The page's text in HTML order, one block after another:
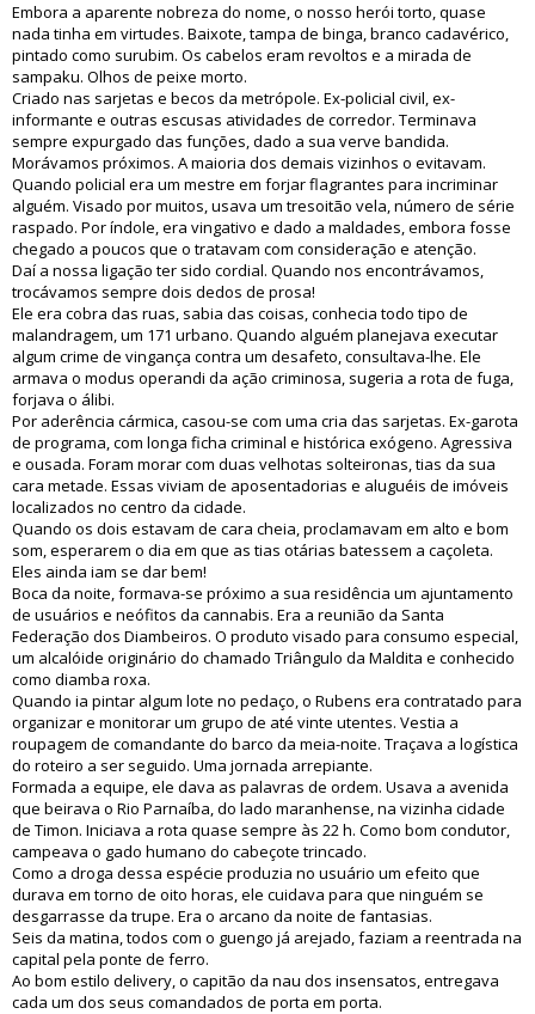
Embora a aparente nobreza do nome, o nosso herói torto, quase
nada tinha em virtudes. Baixote, tampa de binga, branco cadavérico,
pintado como surubim. Os cabelos eram revoltos e a mirada de
sampaku. Olhos de peixe morto.
Criado nas sarjetas e becos da metrópole. Ex-policial civil, ex-
informante e outras escusas atividades de corredor. Terminava
sempre expurgado das funções, dado a sua verve bandida.
Morávamos próximos. A maioria dos demais vizinhos o evitavam.
Quando policial era um mestre em forjar flagrantes para incriminar
alguém. Visado por muitos, usava um tresoitão vela, número de série
raspado. Por índole, era vingativo e dado a maldades, embora fosse
chegado a poucos que o tratavam com consideração e atenção.
Daí a nossa ligação ter sido cordial. Quando nos encontrávamos,
trocávamos sempre dois dedos de prosa!
Ele era cobra das ruas, sabia das coisas, conhecia todo tipo de
malandragem, um 171 urbano. Quando alguém planejava executar
algum crime de vingança contra um desafeto, consultava-lhe. Ele
armava o modus operandi da ação criminosa, sugeria a rota de fuga,
forjava o álibi.
Por aderência cármica, casou-se com uma cria das sarjetas. Ex-garota
de programa, com longa ficha criminal e histórica exógeno. Agressiva
e ousada. Foram morar com duas velhotas solteironas, tias da sua
cara metade. Essas viviam de aposentadorias e aluguéis de imóveis
localizados no centro da cidade.
Quando os dois estavam de cara cheia, proclamavam em alto e bom
som, esperarem o dia em que as tias otárias batessem a caçoleta.
Eles ainda iam se dar bem!
Boca da noite, formava-se próximo a sua residência um ajuntamento
de usuários e neófitos da cannabis. Era a reunião da Santa
Federação dos Diambeiros. O produto visado para consumo especial,
um alcalóide originário do chamado Triângulo da Maldita e conhecido
como diamba roxa.
Quando ia pintar algum lote no pedaço, o Rubens era contratado para
organizar e monitorar um grupo de até vinte utentes. Vestia a
roupagem de comandante do barco da meia-noite. Traçava a logística
do roteiro a ser seguido. Uma jornada arrepiante.
Formada a equipe, ele dava as palavras de ordem. Usava a avenida
que beirava o Rio Parnaíba, do lado maranhense, na vizinha cidade
de Timon. Iniciava a rota quase sempre às 22 h. Como bom condutor,
campeava o gado humano do cabeçote trincado.
Como a droga dessa espécie produzia no usuário um efeito que
durava em torno de oito horas, ele cuidava para que ninguém se
desgarrasse da trupe. Era o arcano da noite de fantasias.
Seis da matina, todos com o guengo já arejado, faziam a reentrada na
capital pela ponte de ferro.
Ao bom estilo delivery, o capitão da nau dos insensatos, entregava
cada um dos seus comandados de porta em porta.